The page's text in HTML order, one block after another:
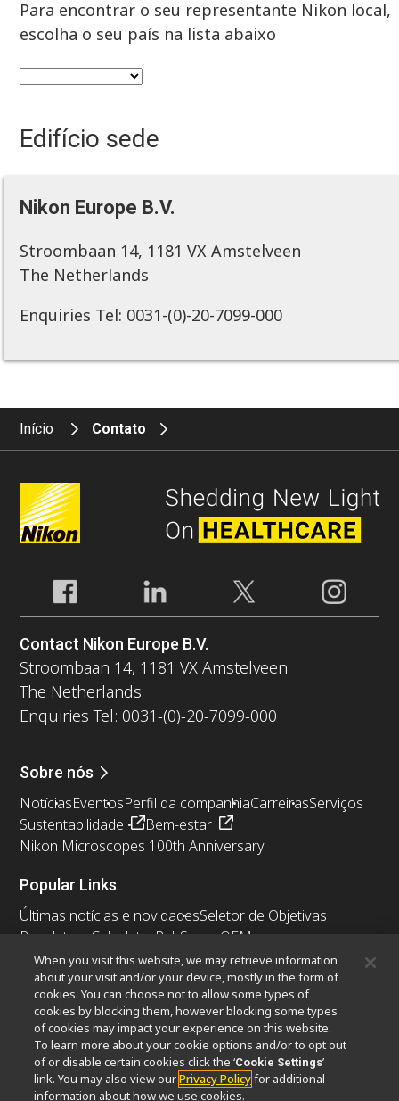
Para encontrar o seu representante Nikon local,
escolha o seu país na lista abaixo
Edifício sede
Nikon Europe B.V.
Stroombaan 14, 1181 VX Amstelveen
The Netherlands
Enquiries Tel: 0031-(0)-20-7099-000
Início Contato
Contact Nikon Europe B.V.
Stroombaan 14, 1181 VX Amstelveen
The Netherlands
Enquiries Tel: 0031-(0)-20-7099-000
Sobre nós
NotíciasEventosPerfil da companhiaCarreirasServiços
Sustentabilidade
Bem-estar
Nikon Microscopes 100th Anniversary
Popular Links
Últimas notícias e novidadesSeletor de Objetivas
Resolution Calculator PubScope OEM
Nikon Small World
MicroscopyU
Outros produtos Nikon
Produtos de imagem
Microscopia industriais e Metrologia
Sistemas de litografia semicondutores
Sistemas de litografia FPD
When you visit this website, we may retrieve information
about your visit and/or your device, mostly in the form of
cookies. You can choose not to allow some types of
cookies by blocking them, however blocking some types
of cookies may impact your experience on this website.
To learn more about your cookie options and/or to opt out
of or disable certain cookies click the ‘Cookie Settings’
link. You may also view ourPrivacy Policyfor additional
information about how we use cookies.